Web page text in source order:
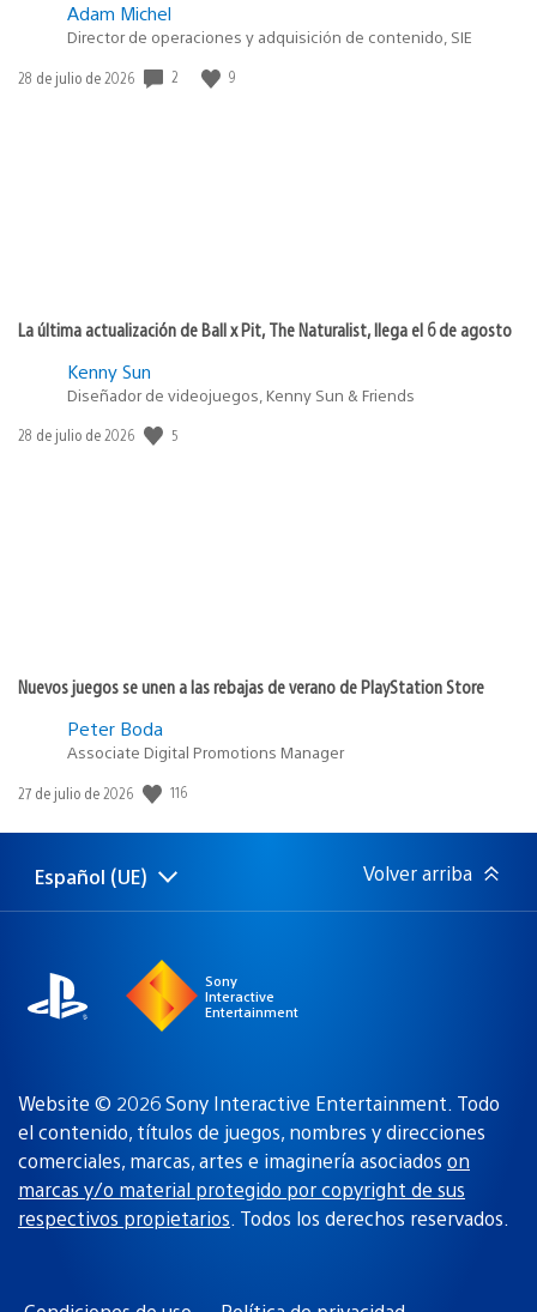
Adam Michel
Director de operaciones y adquisición de contenido, SIE
Fecha
28 de julio de 2026 2 9
La última actualización de Ball x Pit, The Naturalist, llega el 6 de agosto
Kenny Sun
Diseñador de videojuegos, Kenny Sun & Friends
Fecha
28 de julio de 2026 5
Nuevos juegos se unen a las rebajas de verano de PlayStation Store
Peter Boda
Associate Digital Promotions Manager
Fecha
publicación:
27 de julio de 2026 116
Selecciona
una
Región
actual:
Español (UE) Volver arriba
Sony
Interactive
Entertainment
Website © 2026 Sony Interactive Entertainment. Todo
el contenido, títulos de juegos, nombres y direcciones
comerciales, marcas, artes e imaginería asociados on
marcas y/o material protegido por copyright de sus
respectivos propietarios. Todos los derechos reservados.